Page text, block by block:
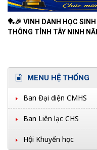
🏓🎉 VINH DANH HỌC
THÔNG TỈNH TÂY NINH
MENU HỆ THỐNG
Ban Đại diện CMHS
Ban Liên lạc CHS
Hội Khuyến học